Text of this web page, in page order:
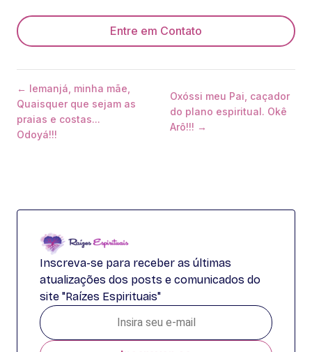
Entre em Contato
← Iemanjá, minha mãe,
Quaisquer que sejam as
praias e costas...
Odoyá!!!
Oxóssi meu Pai, caçador
do plano espiritual. Okê
Arô!!! →
Inscreva-se para receber as últimas
atualizações dos posts e comunicados do
site "Raízes Espirituais"